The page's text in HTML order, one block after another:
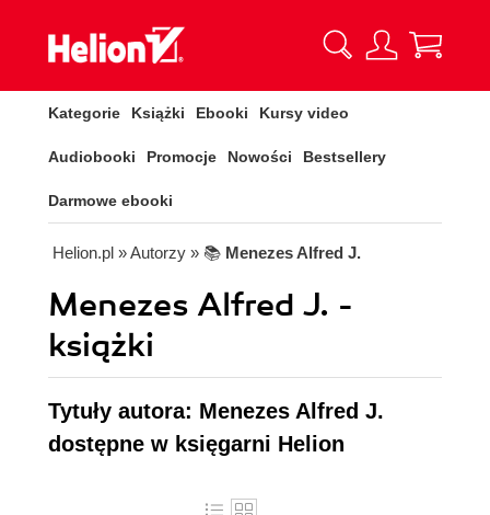
Kategorie Książki Ebooki Kursy video
Audiobooki Promocje Nowości Bestsellery
Darmowe ebooki
Helion.pl » Autorzy » 📚 Menezes Alfred J.
Menezes Alfred J. -
książki
Tytuły autora: Menezes Alfred J.
dostępne w księgarni Helion